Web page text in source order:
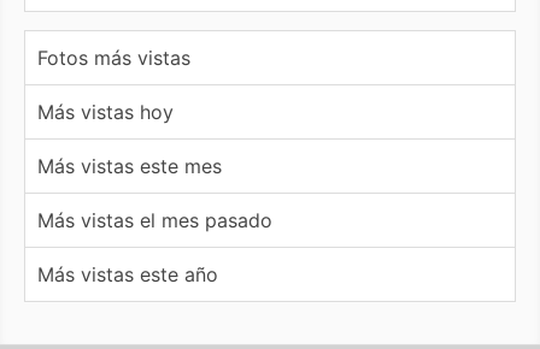
Fotos más vistas
Más vistas hoy
Más vistas este mes
Más vistas el mes pasado
Más vistas este año